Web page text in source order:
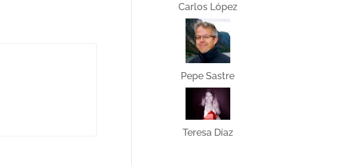
Carlos López
Pepe Sastre
Teresa Díaz